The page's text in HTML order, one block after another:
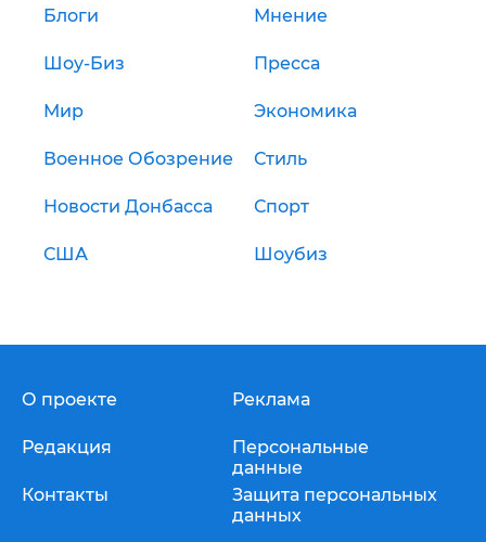
Блоги Мнение
Шоу-Биз Пресса
Мир Экономика
Военное Обозрение Стиль
Новости Донбасса Спорт
США Шоубиз
О проекте
Редакция
Контакты
Реклама
Персональные
данные
Защита персональных
данных